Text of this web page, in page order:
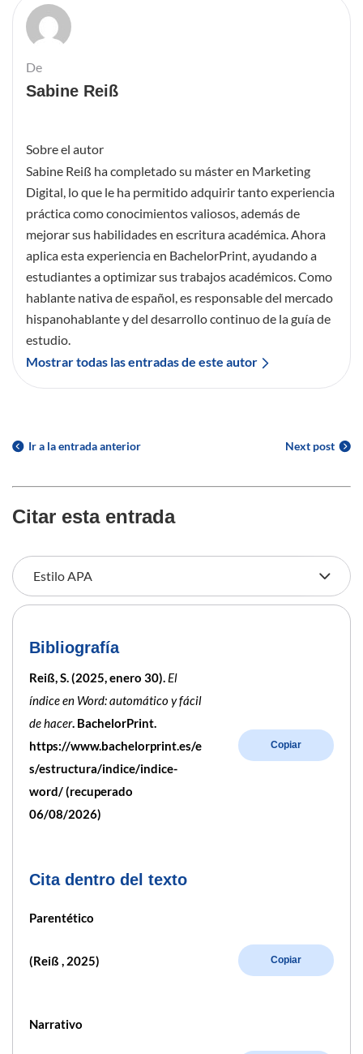
De
Sabine Reiß
Sobre el autor
Sabine Reiß ha completado su máster en Marketing
Digital, lo que le ha permitido adquirir tanto experiencia
práctica como conocimientos valiosos, además de
mejorar sus habilidades en escritura académica. Ahora
aplica esta experiencia en BachelorPrint, ayudando a
estudiantes a optimizar sus trabajos académicos. Como
hablante nativa de español, es responsable del mercado
hispanohablante y del desarrollo continuo de la guía de
estudio.
Mostrar todas las entradas de este autor
Ir a la entrada anterior Next post
Citar esta entrada
Bibliografía
Reiß, S. (2025, enero 30). El
índice en Word: automático y fácil
de hacer. BachelorPrint.
https://www.bachelorprint.es/e
s/estructura/indice/indice-
word/ (recuperado
06/08/2026)
Copiar
Cita dentro del texto
Parentético
(Reiß , 2025) Copiar
Narrativo